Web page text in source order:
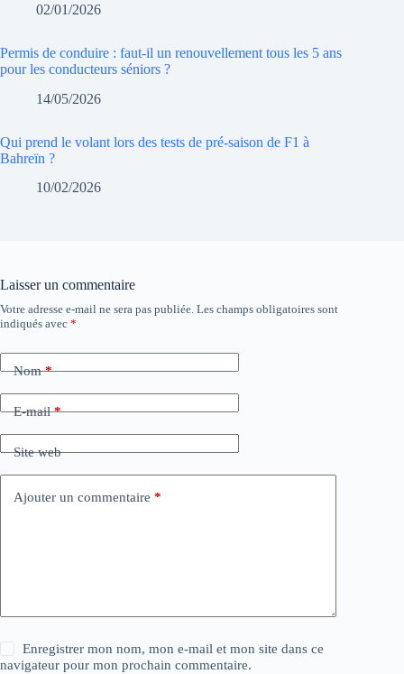
02/01/2026
Permis de conduire : faut-il un renouvellement tous les 5 ans
pour les conducteurs séniors ?
14/05/2026
Qui prend le volant lors des tests de pré-saison de F1 à
Bahreïn ?
10/02/2026
Laisser un commentaire
Votre adresse e-mail ne sera pas publiée. Les champs obligatoires sont
indiqués avec *
Nom*
E-mail*
Site web
Ajouter un commentaire *
Enregistrer mon nom, mon e-mail et mon site dans ce
navigateur pour mon prochain commentaire.